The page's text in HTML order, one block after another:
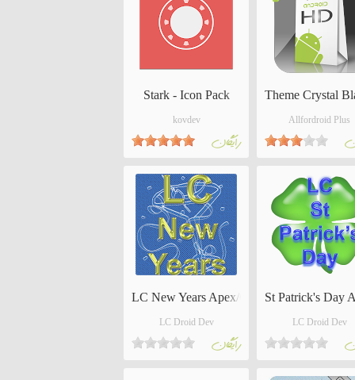
Theme Crystal
Allfordroid Plus
Stark - Icon Pack
kovdev
رايگان
St Patrick's Day
LC Droid Dev
LC New Years Apex/Go/Nova
LC Droid Dev
رايگان